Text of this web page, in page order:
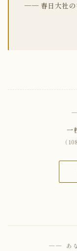
── 春日大社の
一
（
── あ